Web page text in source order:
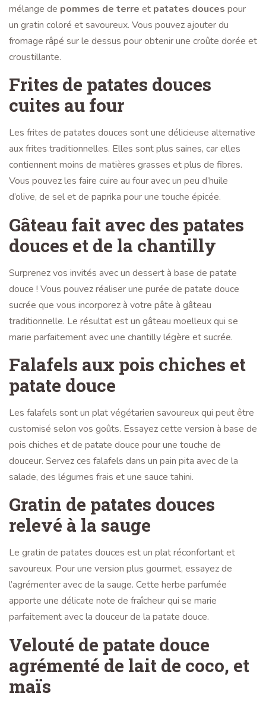
mélange de pommes de terre et patates douces pour
un gratin coloré et savoureux. Vous pouvez ajouter du
fromage râpé sur le dessus pour obtenir une croûte dorée et
croustillante.
Frites de patates douces
cuites au four
Les frites de patates douces sont une délicieuse alternative
aux frites traditionnelles. Elles sont plus saines, car elles
contiennent moins de matières grasses et plus de fibres.
Vous pouvez les faire cuire au four avec un peu d’huile
d’olive, de sel et de paprika pour une touche épicée.
Gâteau fait avec des patates
douces et de la chantilly
Surprenez vos invités avec un dessert à base de patate
douce ! Vous pouvez réaliser une purée de patate douce
sucrée que vous incorporez à votre pâte à gâteau
traditionnelle. Le résultat est un gâteau moelleux qui se
marie parfaitement avec une chantilly légère et sucrée.
Falafels aux pois chiches et
patate douce
Les falafels sont un plat végétarien savoureux qui peut être
customisé selon vos goûts. Essayez cette version à base de
pois chiches et de patate douce pour une touche de
douceur. Servez ces falafels dans un pain pita avec de la
salade, des légumes frais et une sauce tahini.
Gratin de patates douces
relevé à la sauge
Le gratin de patates douces est un plat réconfortant et
savoureux. Pour une version plus gourmet, essayez de
l’agrémenter avec de la sauge. Cette herbe parfumée
apporte une délicate note de fraîcheur qui se marie
parfaitement avec la douceur de la patate douce.
Velouté de patate douce
agrémenté de lait de coco, et
maïs